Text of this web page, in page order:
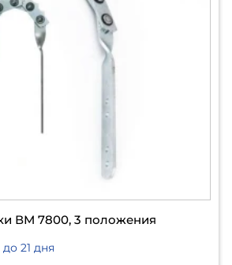
ВМ 7800, 3 положения
до 21 дня